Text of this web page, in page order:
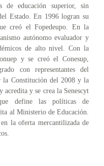
de educación superior, sin
Estado. En 1996 logran su
creó el Fopedeupo. En la
autónomo evaluador y
de alto nivel. Con la
y se creó el Conesup,
con representantes del
la Constitución del 2008 y la
y se crea la Senescyt
define las políticas de
al Ministerio de Educación.
la oferta mercantilizada de